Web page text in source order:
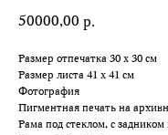
50000,00 р.
Размер отпечатка 30 x 30 см
Размер листа 41 x 41 см
Фотография
Пигментная печать на
Рама под стеклом, с задником